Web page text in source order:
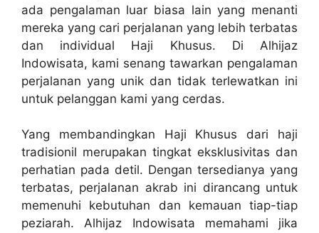
ada pengalaman luar biasa lain yang menanti
mereka yang cari perjalanan yang lebih terbatas
dan individual Haji Khusus. Di Alhijaz
Indowisata, kami senang tawarkan pengalaman
perjalanan yang unik dan tidak terlewatkan ini
untuk pelanggan kami yang cerdas.
Yang membandingkan Haji Khusus dari haji
tradisionil merupakan tingkat eksklusivitas dan
perhatian pada detil. Dengan tersedianya yang
terbatas, perjalanan akrab ini dirancang untuk
memenuhi kebutuhan dan kemauan tiap-tiap
peziarah. Alhijaz Indowisata memahami jika